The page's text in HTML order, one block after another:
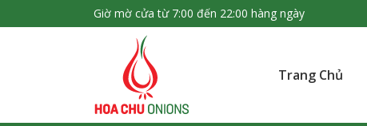
Giờ mờ cửa từ 7:00 đến 22:00 hàng ngày
Trang Chủ